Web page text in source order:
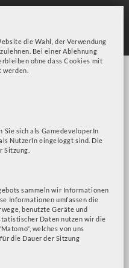
Frage zu Cookies!
die Wahl, der Verwendung
Bei einer Ablehnung
ohne dass Cookies mit
Sie sich als GamedeveloperIn
NutzerIn eingeloggt sind. Die
Sitzung.
sammeln wir Informationen
Informationen umfassen die
benutzte Geräte und
Daten nutzen wir die
welches von uns
die Dauer der Sitzung